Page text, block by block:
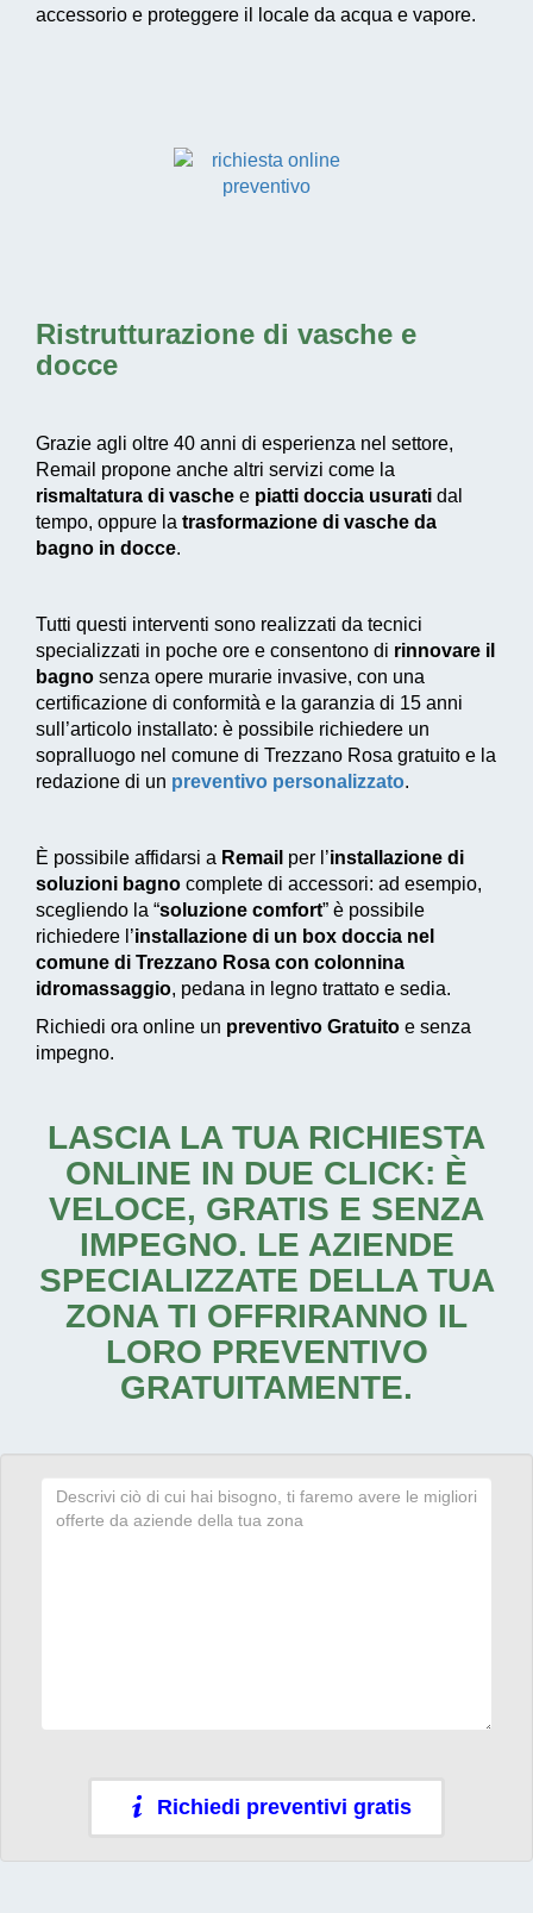
accessorio e proteggere il locale da acqua e vapore.
Ristrutturazione di vasche e
docce
Grazie agli oltre 40 anni di esperienza nel settore,
Remail propone anche altri servizi come la
rismaltatura di vasche e piatti doccia usurati dal
tempo, oppure la trasformazione di vasche da
bagno in docce.
Tutti questi interventi sono realizzati da tecnici
specializzati in poche ore e consentono di rinnovare il
bagno senza opere murarie invasive, con una
certificazione di conformità e la garanzia di 15 anni
sull’articolo installato: è possibile richiedere un
sopralluogo nel comune di Trezzano Rosa gratuito e la
redazione di un preventivo personalizzato.
È possibile affidarsi a Remail per l’installazione di
soluzioni bagno complete di accessori: ad esempio,
scegliendo la “soluzione comfort” è possibile
richiedere l’installazione di un box doccia nel
comune di Trezzano Rosa con colonnina
idromassaggio, pedana in legno trattato e sedia.
Richiedi ora online un preventivo Gratuito e senza
impegno.
LASCIA LA TUA RICHIESTA
ONLINE IN DUE CLICK: È
VELOCE, GRATIS E SENZA
IMPEGNO. LE AZIENDE
SPECIALIZZATE DELLA TUA
ZONA TI OFFRIRANNO IL
LORO PREVENTIVO
GRATUITAMENTE.
Richiedi preventivi gratis